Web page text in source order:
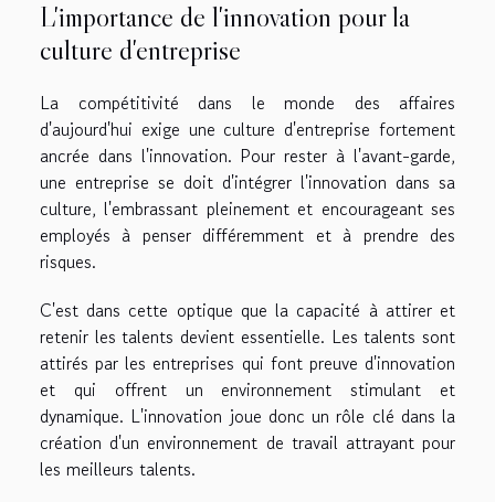
L'importance de l'innovation pour la
culture d'entreprise
La compétitivité dans le monde des affaires
d'aujourd'hui exige une culture d'entreprise fortement
ancrée dans l'innovation. Pour rester à l'avant-garde,
une entreprise se doit d'intégrer l'innovation dans sa
culture, l'embrassant pleinement et encourageant ses
employés à penser différemment et à prendre des
risques.
C'est dans cette optique que la capacité à attirer et
retenir les talents devient essentielle. Les talents sont
attirés par les entreprises qui font preuve d'innovation
et qui offrent un environnement stimulant et
dynamique. L'innovation joue donc un rôle clé dans la
création d'un environnement de travail attrayant pour
les meilleurs talents.